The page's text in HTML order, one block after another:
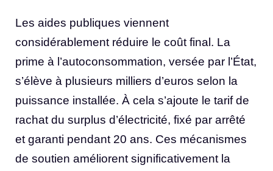
Les aides publiques viennent
considérablement réduire le coût final. La
prime à l’autoconsommation, versée par l’État,
s’élève à plusieurs milliers d’euros selon la
puissance installée. À cela s’ajoute le tarif de
rachat du surplus d’électricité, fixé par arrêté
et garanti pendant 20 ans. Ces mécanismes
de soutien améliorent significativement la